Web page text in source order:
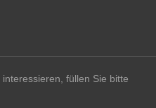
interessieren, füllen Sie bitte